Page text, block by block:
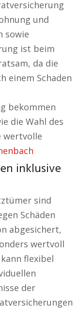
und
sowie
ist beim
da die
einem Schaden
bekommen
die Wahl des
wertvolle
inklusive
sind
Schäden
abgesichert,
wertvoll
flexibel
der